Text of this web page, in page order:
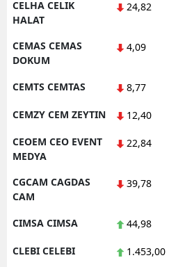
CELHA CELIK
HALAT
24,82
CEMAS CEMAS
DOKUM
4,09
CEMTS CEMTAS 8,77
CEMZY CEM ZEYTIN 12,40
CEOEM CEO EVENT
MEDYA
22,84
CGCAM CAGDAS
CAM
39,78
CIMSA CIMSA 44,98
CLEBI CELEBI 1.453,00